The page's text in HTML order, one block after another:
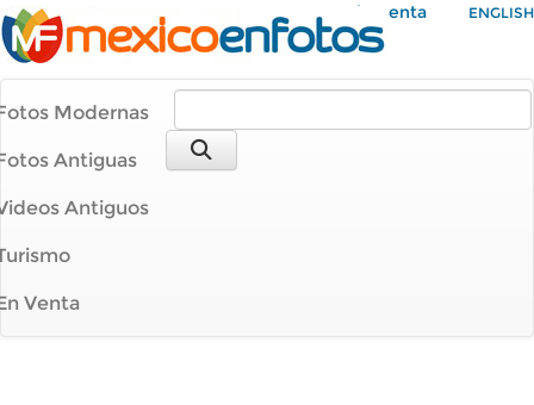
Mi Cuenta ENGLISH
Modernas
Antiguas
Antiguos
Venta